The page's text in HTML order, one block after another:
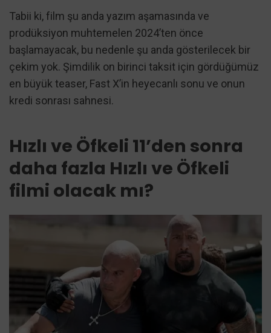
Tabii ki, film şu anda yazım aşamasında ve
prodüksiyon muhtemelen 2024’ten önce
başlamayacak, bu nedenle şu anda gösterilecek bir
çekim yok. Şimdilik on birinci taksit için gördüğümüz
en büyük teaser, Fast X’in heyecanlı sonu ve onun
kredi sonrası sahnesi.
Hızlı ve Öfkeli 11’den sonra
daha fazla Hızlı ve Öfkeli
filmi olacak mı?